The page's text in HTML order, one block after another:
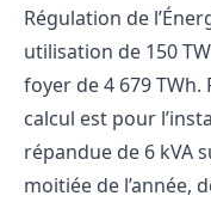
Régulation de
utilisation de 150
foyer de 4 679 TWh.
calcul est pour
répandue de 6 kVA
moitiée de l’année,